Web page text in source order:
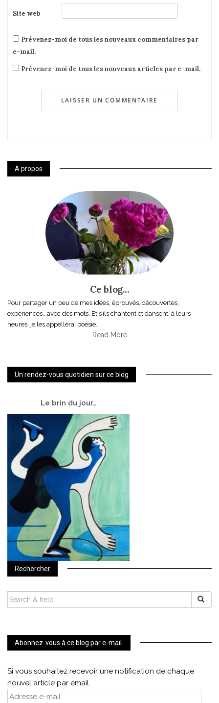
Site web
Prévenez-moi de tous les nouveaux commentaires par
e-mail.
Prévenez-moi de tous les nouveaux articles par e-mail.
A propos
Ce blog...
Pour partager un peu de mes idées, éprouvés, découvertes,
expériences...avec des mots. Et s’ils chantent et dansent, à leurs
heures, je les appellerai poésie.
Read More
Un rendez-vous quotidien sur ce blog
Le brin du jour…
Rechercher
SEARCH
FOR:
Abonnez-vous à ce blog par e-mail.
Si vous souhaitez recevoir une notification de chaque
nouvel article par email.
Adresse